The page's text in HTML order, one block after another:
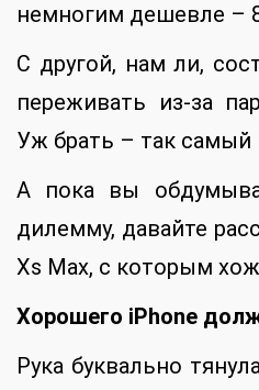
немногим дешевле –
С другой, нам ли,
переживать из-за
Уж брать – так самый
А пока вы
дилемму, давайте
Xs Max, с которым
Хорошего iPhone
Рука буквально